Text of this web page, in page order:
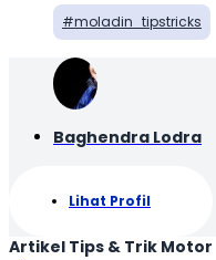
moladin_tipstricks
Baghendra Lodra
Lihat Profil
Artikel Tips & Trik Motor